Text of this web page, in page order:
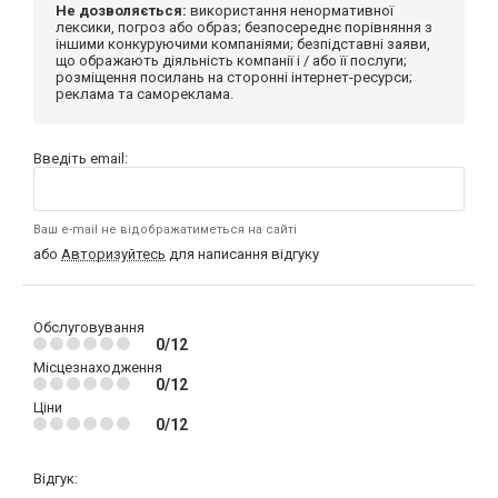
Не дозволяється: використання ненормативної
лексики, погроз або образ; безпосереднє порівняння з
іншими конкуруючими компаніями; безпідставні заяви,
що ображають діяльність компанії і / або її послуги;
розміщення посилань на сторонні інтернет-ресурси;
реклама та самореклама.
Введіть email:
Ваш e-mail не відображатиметься на сайті
або Авторизуйтесь для написання відгуку
Обслуговування
0/12
Місцезнаходження
0/12
Ціни
0/12
Відгук: